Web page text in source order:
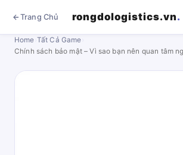
Trang Chủ rongdologistics.vn.
Home Tất Cả Game
Chính sách bảo mật – Vì sao bạn nên quan tâm